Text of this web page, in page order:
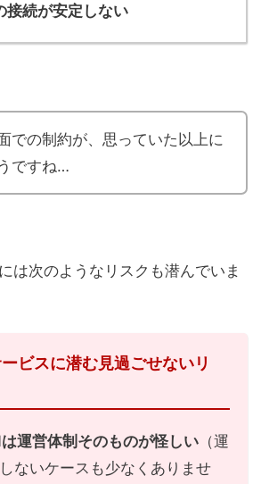
続が安定しない
での制約が、思っていた以上に
ですね…
は次のようなリスクも潜んでいま
ビスに潜む見過ごせないリ
運営体制そのものが怪しい （運
ないケースも少なくありませ